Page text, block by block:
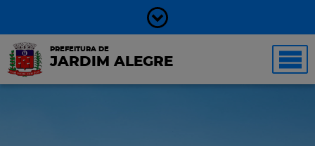
PREFEITURA DE
JARDIM ALEGRE